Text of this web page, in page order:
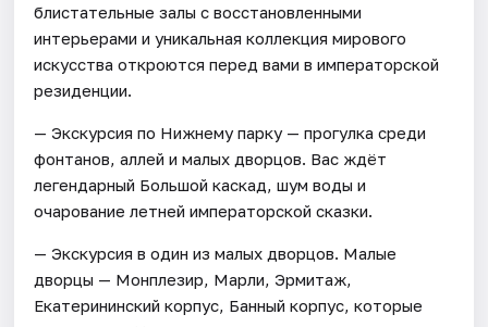
блистательные залы с восстановленными
интерьерами и уникальная коллекция мирового
искусства откроются перед вами в императорской
резиденции.
— Экскурсия по Нижнему парку — прогулка среди
фонтанов, аллей и малых дворцов. Вас ждёт
легендарный Большой каскад, шум воды и
очарование летней императорской сказки.
— Экскурсия в один из малых дворцов. Малые
дворцы — Монплезир, Марли, Эрмитаж,
Екатерининский корпус, Банный корпус, которые